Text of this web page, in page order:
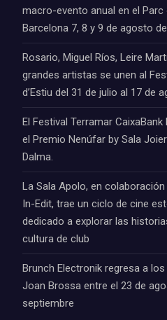
macro-evento anual en el Parc
Barcelona 7, 8 y 9 de agosto
Rosario, Miguel Ríos, Leire
grandes artistas se unen al
d’Estiu del 31 de julio al 17 de
El Festival Terramar
el Premio Nenúfar by Sala
Dalma.
La Sala Apolo, en
In-Edit, trae un ciclo de cine
dedicado a explorar las
cultura de club
Brunch Electronik regresa a
Joan Brossa entre el 23 de
septiembre